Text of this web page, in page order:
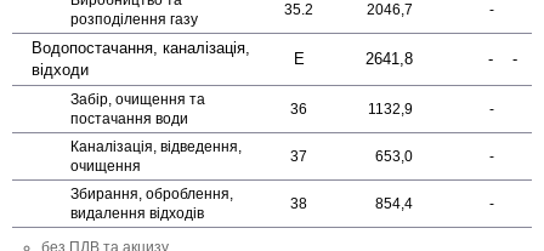
розподілення газу
35.2 2046,7 -
Водопостачання, каналізація,
відходи
E 2641,8 - -
Забір, очищення та
постачання води
36 1132,9 -
Каналізація, відведення,
очищення
37 653,0 -
Збирання, оброблення,
видалення відходів
38 854,4 -
без ПДВ та акцизу